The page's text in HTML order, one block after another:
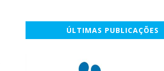
ÚLTIMAS PUBLICAÇÕES